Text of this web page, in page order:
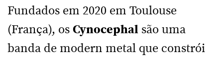
Fundados em 2020 em Toulouse
(França), os Cynocephal são uma
banda de modern metal que constrói